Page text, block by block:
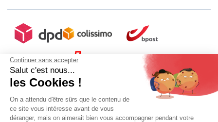
Continuer sans accepter
Salut c'est nous...
les Cookies !
On a attendu d'être sûrs que le contenu de
ce site vous intéresse avant de vous
déranger, mais on aimerait bien vous accompagner pendant votre